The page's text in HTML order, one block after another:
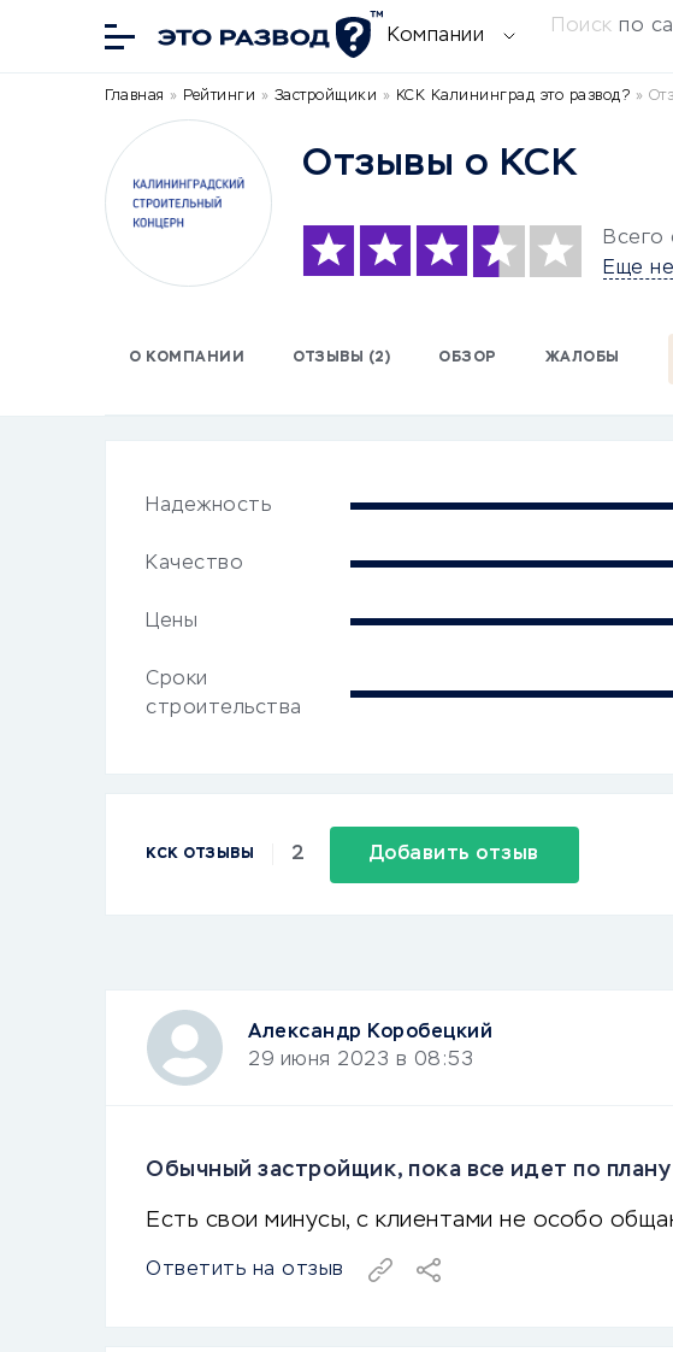
Компании Поиск по
Главная » Рейтинги » Застройщики » КСК Калининград это развод? »
Отзывы о КСК
Всего
Еще
О КОМПАНИИ ОТЗЫВЫ (2) ОБЗОР ЖАЛОБЫ
Надежность
Качество
Цены
Сроки
строительства
КСК ОТЗЫВЫ 2 Добавить отзыв
Александр Коробецкий
29 июня 2023 в 08:53
Обычный застройщик, пока все идет по плану
Есть свои минусы, с клиентами не особо
Ответить на отзыв